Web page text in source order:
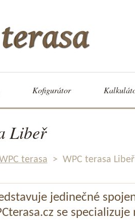
Kofigurátor
Libeř
terasa > WPC terasa Libeř
jedinečné
se specializuje